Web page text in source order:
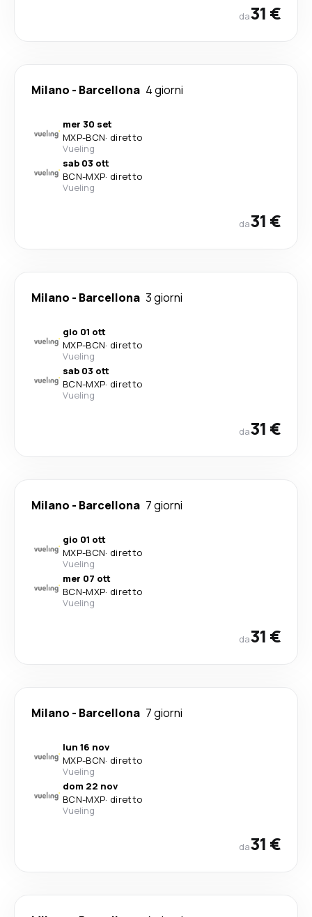
da31 €
Milano - Barcellona 4 giorni
mer 30 set
MXP-BCN· diretto
Vueling
sab 03 ott
BCN-MXP· diretto
Vueling
da31 €
Milano - Barcellona 3 giorni
gio 01 ott
MXP-BCN· diretto
Vueling
sab 03 ott
BCN-MXP· diretto
Vueling
da31 €
Milano - Barcellona 7 giorni
gio 01 ott
MXP-BCN· diretto
Vueling
mer 07 ott
BCN-MXP· diretto
Vueling
da31 €
Milano - Barcellona 7 giorni
lun 16 nov
MXP-BCN· diretto
Vueling
dom 22 nov
BCN-MXP· diretto
Vueling
da31 €